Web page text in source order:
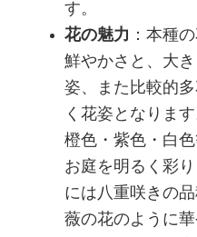
す。
花の魅力
：本種
鮮やかさと、大
姿、また比較的
く花姿となりま
橙色・紫色・白
お庭を明るく彩
には八重咲きの
薇の花のように